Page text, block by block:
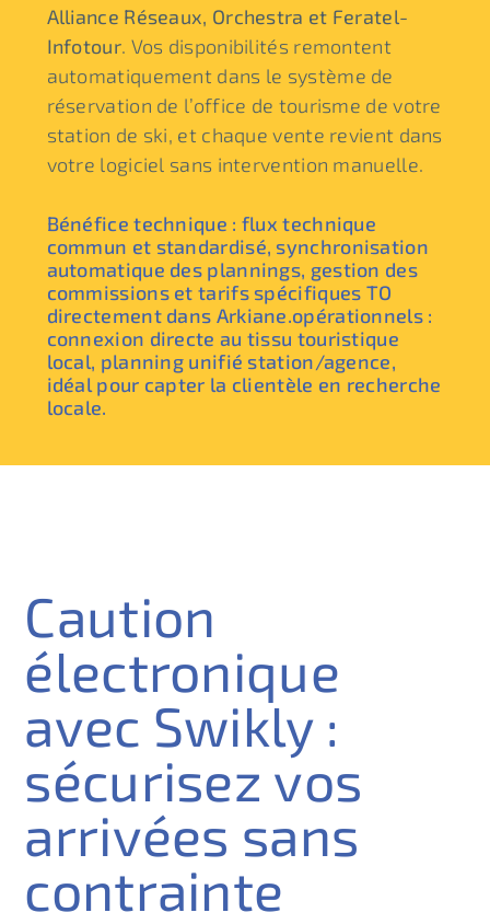
Alliance Réseaux, Orchestra et Feratel-
Infotour. Vos disponibilités remontent
automatiquement dans le système de
réservation de l’office de tourisme de votre
station de ski, et chaque vente revient dans
votre logiciel sans intervention manuelle.
Bénéfice technique : flux technique
commun et standardisé, synchronisation
automatique des plannings, gestion des
commissions et tarifs spécifiques TO
directement dans Arkiane.opérationnels :
connexion directe au tissu touristique
local, planning unifié station/agence,
idéal pour capter la clientèle en recherche
locale.
Caution
électronique
avec Swikly :
sécurisez vos
arrivées sans
contrainte